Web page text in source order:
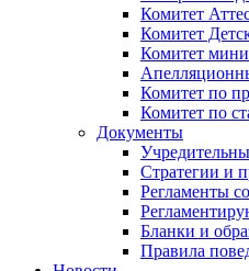
Комитет
Комитет
Комитет
Комитет по
Комитет по
Документы
Стратегии и
Регламенты
Бланки и
Правила